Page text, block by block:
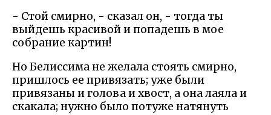
- Стой смирно, - сказал он, - тогда ты
выйдешь красивой и попадешь в мое
собрание картин!
Но Белиссима не желала стоять смирно,
пришлось ее привязать; уже были
привязаны и голова и хвост, а она лаяла и
скакала; нужно было потуже натянуть